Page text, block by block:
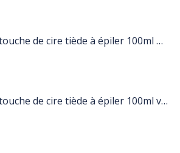
Cartouche de cire tiède à épiler 100ml nacré
Cartouche de cire tiède à épiler 100ml vert